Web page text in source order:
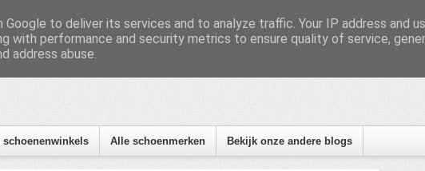
Informatie, tips en nieuws
Alle schoenmerken Bekijk onze andere blogs
to deliver its services and to analyze traffic. Your IP address and
with performance and security metrics to ensure quality of service,
address abuse.